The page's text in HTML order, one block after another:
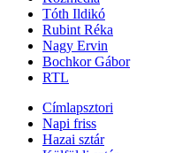
Tóth Ildikó
Rubint Réka
Nagy Ervin
Bochkor Gábor
RTL
Címlapsztori
Napi friss
Hazai sztár